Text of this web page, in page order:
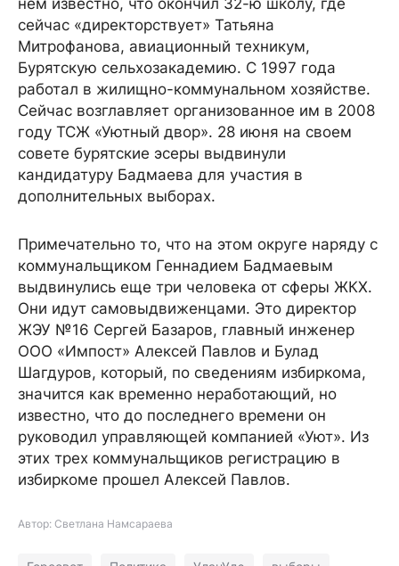
сейчас «директорствует» Татьяна
Митрофанова, авиационный техникум,
Бурятскую сельхозакадемию. С 1997 года
работал в жилищно-коммунальном хозяйстве.
Сейчас возглавляет организованное им в 2008
году ТСЖ «Уютный двор». 28 июня на своем
совете бурятские эсеры выдвинули
кандидатуру Бадмаева для участия в
дополнительных выборах.
Примечательно то, что на этом округе наряду с
коммунальщиком Геннадием Бадмаевым
выдвинулись еще три человека от сферы ЖКХ.
Они идут самовыдвиженцами. Это директор
ЖЭУ №16 Сергей Базаров, главный инженер
ООО «Импост» Алексей Павлов и Булад
Шагдуров, который, по сведениям избиркома,
значится как временно неработающий, но
известно, что до последнего времени он
руководил управляющей компанией «Уют». Из
этих трех коммунальщиков регистрацию в
избиркоме прошел Алексей Павлов.
Автор: Светлана Намсараева